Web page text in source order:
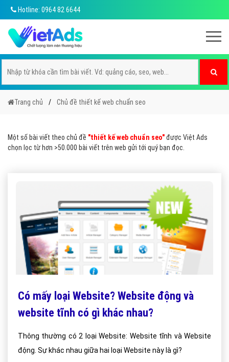
Hotline: 0964 82 6644
Trang chủ Chủ đề thiết kế web chuẩn seo
Một số bài viết theo chủ đề "thiết kế web chuẩn seo"được Việt Ads
chọn lọc từ hơn >50.000 bài viết trên web gửi tới quý bạn đọc.
Có mấy loại Website? Website động và
website tĩnh có gì khác nhau?
Thông thường có 2 loại Website: Website tĩnh và Website
động. Sự khác nhau giữa hai loại Website này là gì?